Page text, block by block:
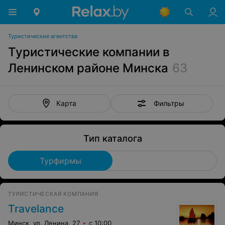
Туристические агентства
Туристические компании в
Ленинском районе Минска 63
Карта Фильтры
Тип каталога
Турфирмы
ТУРИСТИЧЕСКАЯ КОМПАНИЯ
Travelance
Минск, ул. Ленина, 27 с 10:00